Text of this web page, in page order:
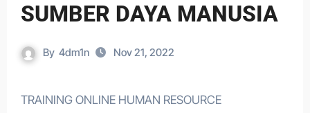
SUMBER DAYA MANUSIA
By 4dm1n Nov 21, 2022
TRAINING ONLINE HUMAN RESOURCE